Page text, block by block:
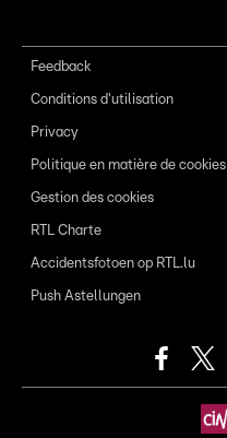
Feedback
Conditions d'utilisation
Privacy
Politique en matière de cookies
Gestion des cookies
RTL Charte
Accidentsfotoen op RTL.lu
Push Astellungen